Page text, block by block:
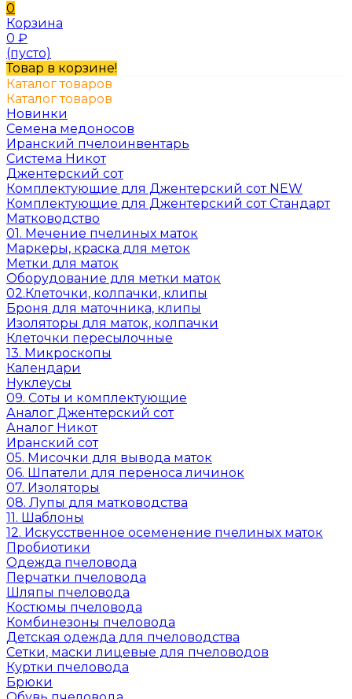
0
Корзина
0 ₽
(пусто)
Товар в корзине!
Каталог товаров
Каталог товаров
Новинки
Семена медоносов
Иранский пчелоинвентарь
Система Никот
Джентерский сот
Комплектующие для Джентерский сот NEW
Комплектующие для Джентерский сот Стандарт
Матководство
01. Мечение пчелиных маток
Маркеры, краска для меток
Метки для маток
Оборудование для метки маток
02.Клеточки, колпачки, клипы
Броня для маточника, клипы
Изоляторы для маток, колпачки
Клеточки пересылочные
13. Микроскопы
Календари
Нуклеусы
09. Соты и комплектующие
Аналог Джентерский сот
Аналог Никот
Иранский сот
05. Мисочки для вывода маток
06. Шпатели для переноса личинок
07. Изоляторы
08. Лупы для матководства
11. Шаблоны
12. Искусственное осеменение пчелиных маток
Пробиотики
Одежда пчеловода
Перчатки пчеловода
Шляпы пчеловода
Костюмы пчеловода
Комбинезоны пчеловода
Детская одежда для пчеловодства
Сетки, маски лицевые для пчеловодов
Куртки пчеловода
Брюки